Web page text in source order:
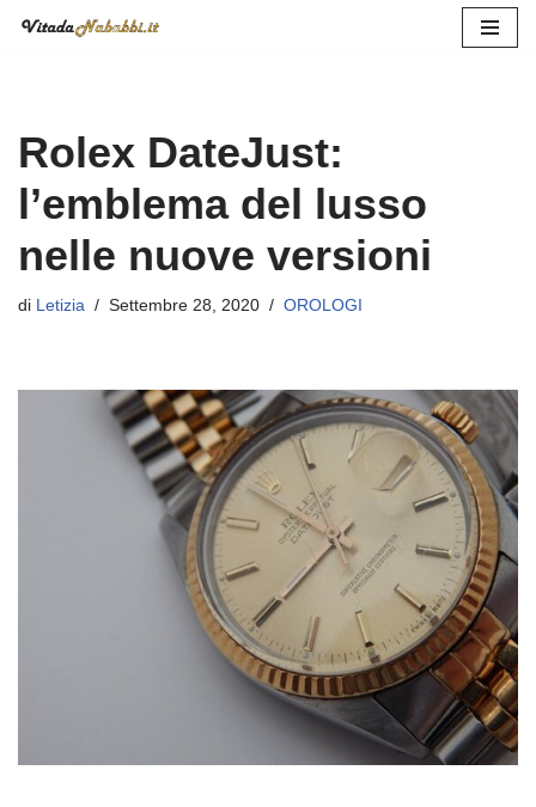
Rolex DateJust:
l’emblema del lusso
nelle nuove versioni
di Letizia Settembre 28, 2020 OROLOGI